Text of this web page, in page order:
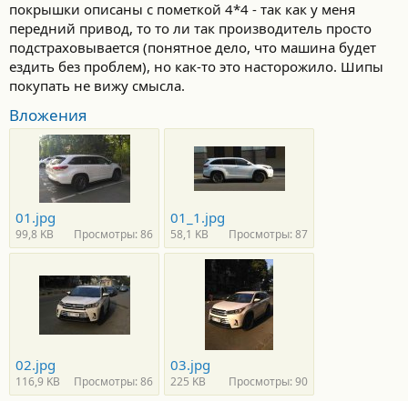
покрышки описаны с пометкой 4*4 - так как у меня
передний привод, то то ли так производитель просто
подстраховывается (понятное дело, что машина будет
ездить без проблем), но как-то это насторожило. Шипы
покупать не вижу смысла.
Вложения
01.jpg
99,8 KB Просмотры: 86
01_1.jpg
58,1 KB Просмотры: 87
02.jpg
116,9 KB Просмотры: 86
03.jpg
225 KB Просмотры: 90